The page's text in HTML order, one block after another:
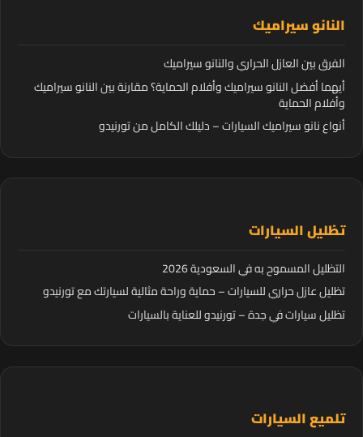
النانو سيراميك
الفرق بين العازل الحراري والنانو سيراميك
أيهما أفضل النانو سيراميك وأفلام الحماية؟ مقارنة بين النانو سيراميك
وأفلام الحماية
أنواع نانو سيراميك السيارات – دليلك الكامل من تورنيدو
تظليل السيارات
التظليل المسموح به في السعودية 2026
تظليل عازل حراري للسيارات – حماية وراحة مثالية لسيارتك مع تورنيدو
تظليل سيارات في جدة – تورنيدو للعناية بالسيارات
تلميع السيارات